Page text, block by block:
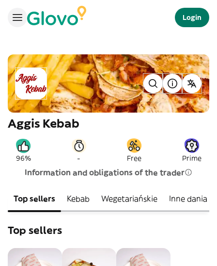
Login
Aggis Kebab
96% - Free Prime
Information and obligations of the trader
Top sellers Kebab Wegetariańskie Inne dania
Top sellers